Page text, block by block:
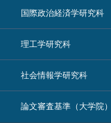
国際政治経済学研究科
理工学研究科
社会情報学研究科
論文審査基準（大学院）